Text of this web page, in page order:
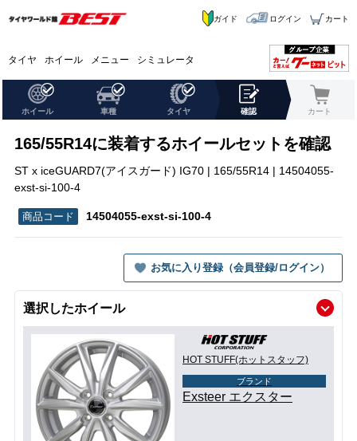
タイヤ ホイール メニュー シミュレータ
ガイド ログイン カート
ホイール 車種 タイヤ 確認 カート
165/55R14に装着するホイールセットを確認
ST x iceGUARD7(アイスガード) IG70 | 165/55R14 | 14504055-
exst-si-100-4
14504055-exst-si-100-4
お気に入り登録（会員登録/ログイン）
選択したホイール
HOT STUFF(ホットスタッフ)
ブランド
Exsteer エクスター